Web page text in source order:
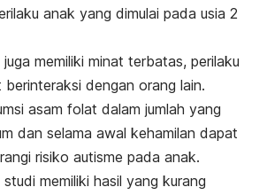
anak yang dimulai pada usia 2
memiliki minat terbatas, perilaku
berinteraksi dengan orang lain.
asam folat dalam jumlah yang
dan selama awal kehamilan dapat
risiko autisme pada anak.
memiliki hasil yang kurang